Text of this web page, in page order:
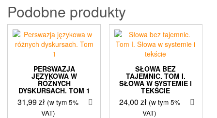
Podobne produkty
PERSWAZJA
JĘZYKOWA W
RÓŻNYCH
DYSKURSACH. TOM 1
31,99zł (w tym 5%
VAT)
SŁOWA BEZ
TAJEMNIC. TOM I.
SŁOWA W SYSTEMIE I
TEKŚCIE
24,00 zł (w tym 5%
VAT)